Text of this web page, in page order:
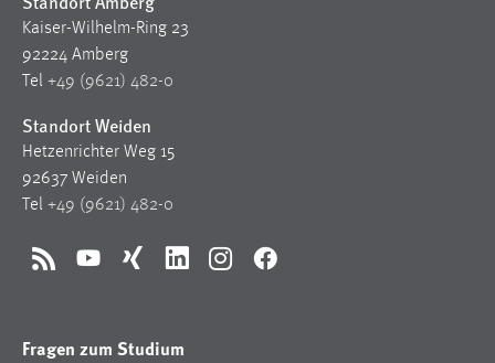
Kaiser-Wilhelm-Ring 23
92224 Amberg
Tel +49 (9621) 482-0
Standort Weiden
Hetzenrichter Weg 15
92637 Weiden
Tel +49 (9621) 482-0
RSS YouTubeXing LinkedInInstagramFacebook
Fragen zum Studium
30 Tage
Chat
Name:
chat-frame-style-5e9dbeb1811c0446
Zweck:
Cookie Laufzeit:
Jahre, MIBEW_UserID = 1 Jahr